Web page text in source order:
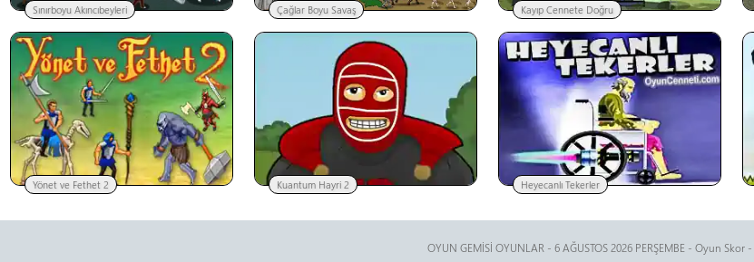
Sınırboyu Akıncıbeyleri Çağlar Boyu Savaş Kayıp Cennete Doğru
Yönet ve Fethet 2 Kuantum Hayri 2 Heyecanlı Tekerler
OYUN GEMİSİ OYUNLAR - 6 AĞUSTOS 2026 PERŞEMBE - Oyun Skor-